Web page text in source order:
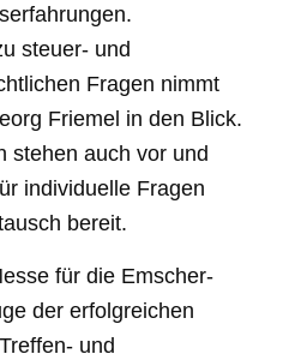
steuer- und
Fragen nimmt
Friemel in den Blick.
stehen auch vor und
individuelle Fragen
bereit.
für die Emscher-
der erfolgreichen
und